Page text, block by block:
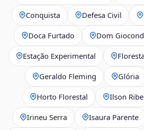
Conquista Defesa Civil
Doca Furtado Dom
Estação Experimental Floresta
Geraldo Fleming Glória
Horto Florestal Ilson
Irineu Serra Isaura Parente